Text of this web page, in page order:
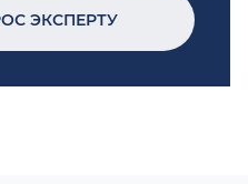
ЭКСПЕРТУ